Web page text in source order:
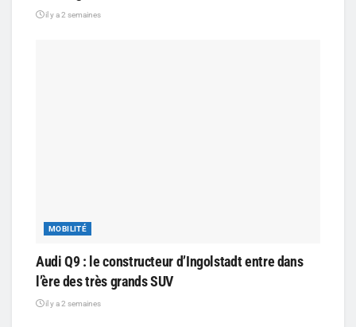
il y a 2 semaines
MOBILITÉ
Audi Q9 : le constructeur d’Ingolstadt entre dans
l’ère des très grands SUV
il y a 2 semaines